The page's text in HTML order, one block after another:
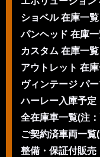
ショベル 在庫一覧
パンヘッド 在庫
カスタム 在庫一覧
アウトレット 在
ヴィンテージ パ
ハーレー入庫予定
全在庫車一覧(注
ご契約済車両一覧
整備・保証付販売